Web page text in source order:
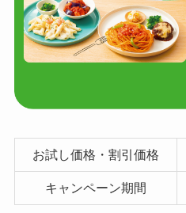
お試し価格・割引価格
キャンペーン期間